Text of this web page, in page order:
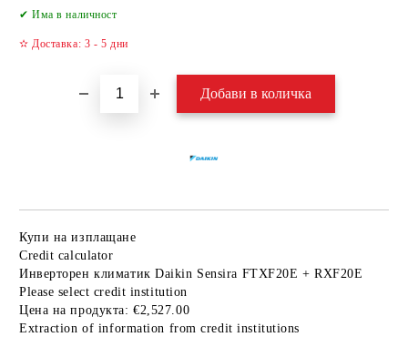
✔ Има в наличност
✫ Доставка: 3 - 5 дни
Купи на изплащане
Credit calculator
Инверторен климатик Daikin Sensira FTXF20E + RXF20E
Please select credit institution
Цена на продукта: €2,527.00
Extraction of information from credit institutions